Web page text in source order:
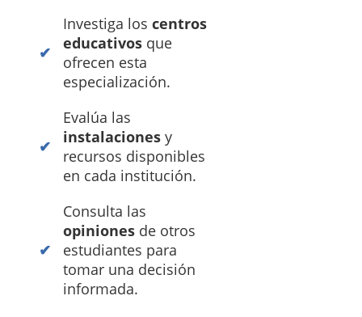
Investiga los centros
educativos que
ofrecen esta
especialización.
Evalúa las
instalaciones y
recursos disponibles
en cada institución.
Consulta las
opiniones de otros
estudiantes para
tomar una decisión
informada.